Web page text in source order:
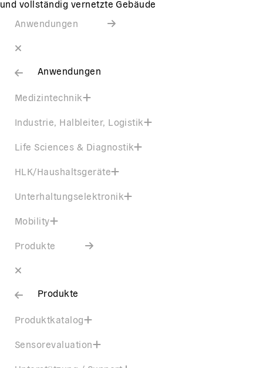
und vollständig vernetzte Gebäude
Anwendungen
Anwendungen
Medizintechnik
Industrie, Halbleiter, Logistik
Life Sciences & Diagnostik
HLK/Haushaltsgeräte
Unterhaltungselektronik
Mobility
Produkte
Produkte
Produktkatalog
Sensorevaluation